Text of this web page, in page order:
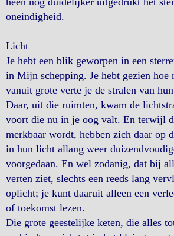
oneindigheid.
Licht
Je hebt een blik geworpen in een
in Mijn schepping. Je hebt gezien hoe
vanuit grote verte je de stralen van
Daar, uit die ruimten, kwam de
voort die nu in je oog valt. En terwijl
merkbaar wordt, hebben zich daar op
in hun licht allang weer
voorgedaan. En wel zodanig, dat bij
verten ziet, slechts een reeds lang
oplicht; je kunt daaruit alleen een
of toekomst lezen.
Die grote geestelijke keten, die alles